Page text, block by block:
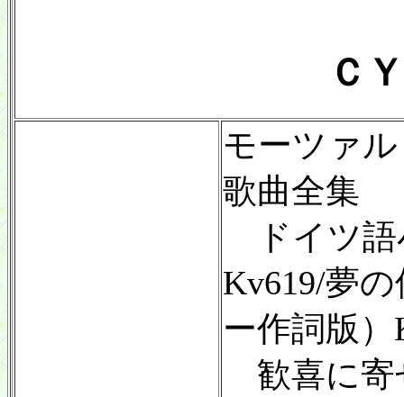
Ｃ
モーツァ
歌曲全集
ドイツ語
Kv619/夢
ー作詞版）
歓喜に寄